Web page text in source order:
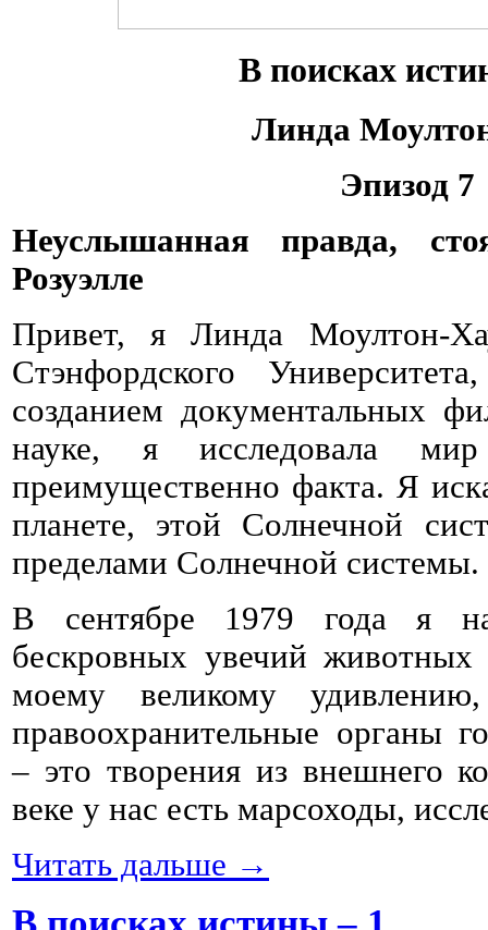
В поисках
Линда
Эпизод 7
Неуслышанная правда,
Розуэлле
Привет, я Линда Моултон-
Стэнфордского
созданием документальных
науке, я исследовала
преимущественно факта. Я
планете, этой Солнечной
пределами Солнечной системы.
В сентябре 1979 года я
бескровных увечий
моему великому
правоохранительные органы
– это творения из внешнего
веке у нас есть марсоходы,
Читать дальше →